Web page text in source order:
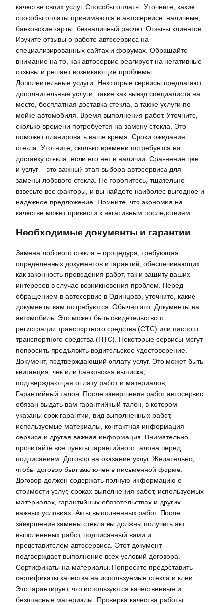
качестве своих услуг. Способы оплаты. Уточните, какие
способы оплаты принимаются в автосервисе: наличные,
банковские карты, безналичный расчет. Отзывы клиентов.
Изучите отзывы о работе автосервиса на
специализированных сайтах и форумах. Обращайте
внимание на то, как автосервис реагирует на негативные
отзывы и решает возникающие проблемы.
Дополнительные услуги. Некоторые сервисы предлагают
дополнительные услуги, такие как выезд специалиста на
место, бесплатная доставка стекла, а также услуги по
мойке автомобиля. Время выполнения работ. Уточните,
сколько времени потребуется на замену стекла. Это
поможет планировать ваше время. Сроки ожидания
стекла. Уточните, сколько времени потребуется на
доставку стекла, если его нет в наличии. Сравнение цен
и услуг – это важный этап выбора автосервиса для
замены лобового стекла. Не торопитесь, тщательно
взвесьте все факторы, и вы найдете наиболее выгодное и
надежное предложение. Помните, что экономия на
качестве может привести к негативным последствиям.
Необходимые документы и гарантии
Замена лобового стекла – процедура, требующая
определенных документов и гарантий, обеспечивающих
как законность проведения работ, так и защиту ваших
интересов в случае возникновения проблем. Перед
обращением в автосервис в Одинцово, уточните, какие
документы вам потребуются. Обычно это: Документы на
автомобиль; Это может быть свидетельство о
регистрации транспортного средства (СТС) или паспорт
транспортного средства (ПТС). Некоторые сервисы могут
попросить предъявить водительское удостоверение.
Документ, подтверждающий оплату услуг. Это может быть
квитанция, чек или банковская выписка,
подтверждающая оплату работ и материалов;
Гарантийный талон. После завершения работ автосервис
обязан выдать вам гарантийный талон, в котором
указаны срок гарантии, вид выполненных работ,
используемые материалы, контактная информация
сервиса и другая важная информация. Внимательно
прочитайте все пункты гарантийного талона перед
подписанием. Договор на оказание услуг. Желательно,
чтобы договор был заключен в письменной форме.
Договор должен содержать полную информацию о
стоимости услуг, сроках выполнения работ, используемых
материалах, гарантийных обязательствах и других
важных условиях. Акты выполненных работ. После
завершения замены стекла вы должны получить акт
выполненных работ, подписанный вами и
представителем автосервиса. Этот документ
подтверждает выполнение всех условий договора.
Сертификаты на материалы. Попросите предоставить
сертификаты качества на используемые стекла и клеи.
Это гарантирует, что используются качественные и
безопасные материалы. Проверка качества работы.